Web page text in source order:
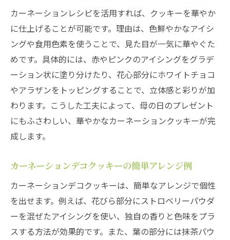
カーネーションレシピを活用すれば、クッキーを華やか
に仕上げることが可能です。理由は、色鮮やかなアイシ
ングや食用色素を使うことで、見た目が一気に華やぐた
めです。具体的には、赤やピンクのアイシングをグラデ
ーション状に塗り分けたり、花心部分にホワイトチョコ
やアラザンをトッピングすることで、立体感と彩りが加
わります。こうした工夫によって、母の日のプレゼント
にもふさわしい、華やかなカーネーションクッキーが完
成します。
カーネーションデコクッキーの簡単アレンジ例
カーネーションデコクッキーは、簡単なアレンジで個性
を出せます。例えば、花びら部分にストロベリーパウダ
ーを混ぜたアイシングを使い、独自の香りと色味をプラ
スする方法が効果的です。また、葉の部分には抹茶パウ